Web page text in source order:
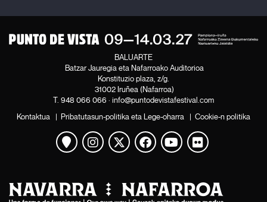
BALUARTE
Batzar Jauregia eta Nafarroako Auditorioa
Konstituzio plaza, z/g.
31002 Iruñea (Nafarroa)
T. 948 066 066 · info@puntodevistafestival.com
Kontaktua | Pribatutasun-politika eta Lege-oharra | Cookie-n politika
Mapa ikusi
Instagram
Twitter
Facebook
Youtube
Flickr